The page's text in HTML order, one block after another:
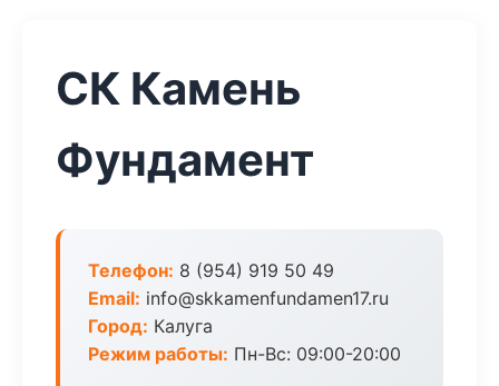
СК Камень
Фундамент
Телефон: 8 (954) 919 50 49
Email: info@skkamenfundamen17.ru
Город: Калуга
Режим работы: Пн-Вс: 09:00-20:00